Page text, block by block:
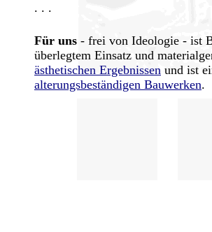
. . .
Für uns - frei von Ideologie - ist
überlegtem Einsatz und
ästhetischen Ergebnissen und ist
alterungsbeständigen Bauwerken.